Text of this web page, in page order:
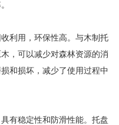
利用，环保性高。与木制托
，可以减少对森林资源的消
和损坏，减少了使用过程中
有稳定性和防滑性能。托盘